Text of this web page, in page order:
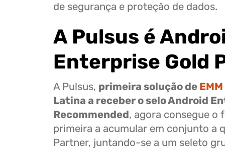
de segurança e proteção de dados.
A Pulsus é
Enterprise Gold
A Pulsus, primeira solução de EMM
Latina a receber o selo Android
Recommended, agora consegue o
primeira a acumular em conjunto a
Partner, juntando-se a um seleto